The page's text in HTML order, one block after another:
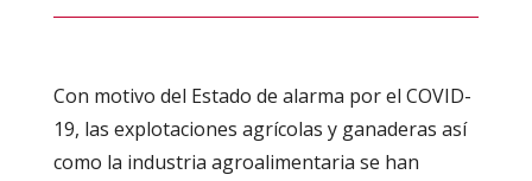
Con motivo del Estado de alarma por el COVID-
19, las explotaciones agrícolas y ganaderas así
como la industria agroalimentaria se han